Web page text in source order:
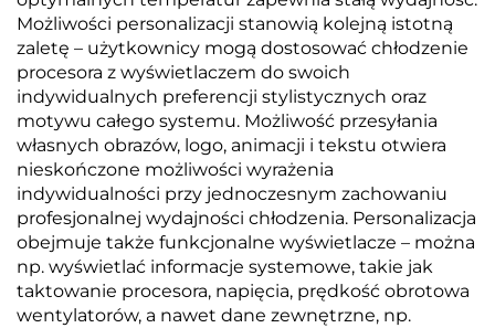
Możliwości personalizacji stanowią kolejną istotną
zaletę – użytkownicy mogą dostosować chłodzenie
procesora z wyświetlaczem do swoich
indywidualnych preferencji stylistycznych oraz
motywu całego systemu. Możliwość przesyłania
własnych obrazów, logo, animacji i tekstu otwiera
nieskończone możliwości wyrażenia
indywidualności przy jednoczesnym zachowaniu
profesjonalnej wydajności chłodzenia. Personalizacja
obejmuje także funkcjonalne wyświetlacze – można
np. wyświetlać informacje systemowe, takie jak
taktowanie procesora, napięcia, prędkość obrotowa
wentylatorów, a nawet dane zewnętrzne, np.